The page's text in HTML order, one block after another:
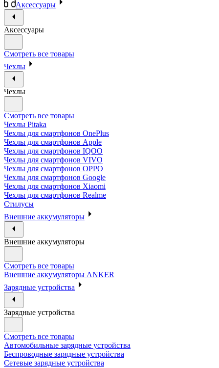
Аксессуары
Аксессуары
Смотреть все товары
Чехлы
Чехлы
Смотреть все товары
Чехлы Pitaka
Чехлы для смартфонов OnePlus
Чехлы для смартфонов Apple
Чехлы для смартфонов IQOO
Чехлы для смартфонов VIVO
Чехлы для смартфонов OPPO
Чехлы для смартфонов Google
Чехлы для смартфонов Xiaomi
Чехлы для смартфонов Realme
Стилусы
Внешние аккумуляторы
Внешние аккумуляторы
Смотреть все товары
Внешние аккумуляторы ANKER
Зарядные устройства
Зарядные устройства
Смотреть все товары
Автомобильные зарядные устройства
Беспроводные зарядные устройства
Сетевые зарядные устройства